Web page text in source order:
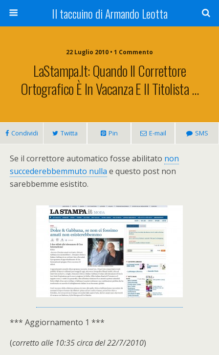
Il taccuino di Armando Leotta
22 Luglio 2010 • 1 Commento
LaStampa.it: Quando Il Correttore
Ortografico È In Vacanza E Il Titolista …
Condividi Twitta Pin E-mail SMS
Se il correttore automatico fosse abilitato non
succederebbemmuto nulla e questo post non
sarebbemme esistito.
*** Aggiornamento 1 ***
(corretto alle 10:35 circa del 22/7/2010)